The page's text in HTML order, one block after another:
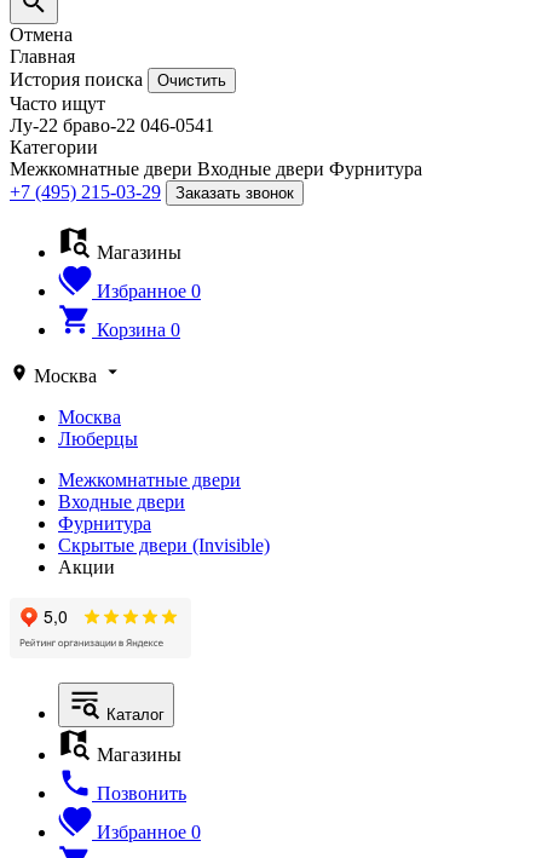
Отмена
Главная
История поиска
Очистить
Часто ищут
Лу-22 браво-22 046-0541
Категории
Межкомнатные двери Входные двери Фурнитура
+7 (495) 215-03-29
Заказать звонок
Магазины
Избранное 0
Корзина 0
Москва
Москва
Люберцы
Межкомнатные двери
Входные двери
Фурнитура
Скрытые двери (Invisible)
Акции
Каталог
Магазины
Позвонить
Избранное 0